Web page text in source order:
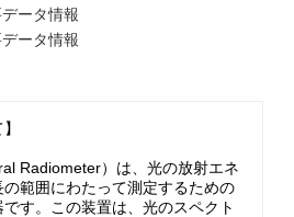
ータ情報
ータ情報
Radiometer）は、光の放射エネ
範囲にわたって測定するための
す。この装置は、光のスペクト